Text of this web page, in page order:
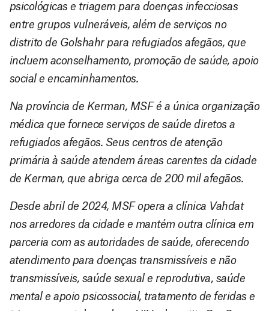
psicológicas e triagem para doenças infecciosas
entre grupos vulneráveis, além de serviços no
distrito de Golshahr para refugiados afegãos, que
incluem aconselhamento, promoção de saúde, apoio
social e encaminhamentos.
Na província de Kerman, MSF é a única organização
médica que fornece serviços de saúde diretos a
refugiados afegãos. Seus centros de atenção
primária à saúde atendem áreas carentes da cidade
de Kerman, que abriga cerca de 200 mil afegãos.
Desde abril de 2024, MSF opera a clínica Vahdat
nos arredores da cidade e mantém outra clínica em
parceria com as autoridades de saúde, oferecendo
atendimento para doenças transmissíveis e não
transmissíveis, saúde sexual e reprodutiva, saúde
mental e apoio psicossocial, tratamento de feridas e